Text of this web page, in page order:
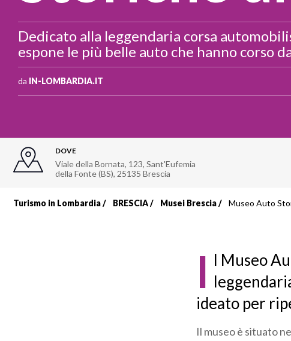
Dedicato alla leggendaria corsa
espone le più belle auto che hanno corso
da IN-LOMBARDIA.IT
DOVE
Viale della Bornata, 123, Sant'Eufemia
della Fonte (BS), 25135 Brescia
Turismo in Lombardia BRESCIA Musei Brescia Museo Auto
I l Museo
ideato per
Il museo è situato